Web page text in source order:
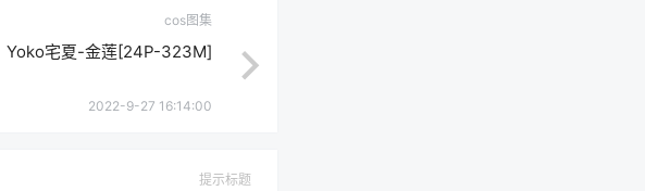
cos图集
Yoko宅夏-金莲[24P-323M]
2022-9-27 16:14:00
提示标题